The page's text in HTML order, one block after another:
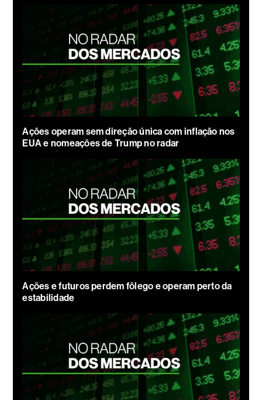
Ações operam sem direção única com inflação nos
EUA e nomeações de Trump no radar
Ações e futuros perdem fôlego e operam perto da
estabilidade